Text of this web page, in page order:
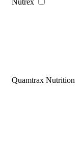
Quamtrax Nutrition